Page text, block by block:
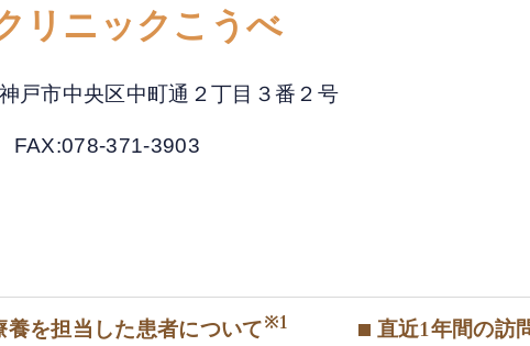
リニックこうべ
戸市中央区中町通２丁目３番２号
FAX:078-371-3903
を担当した患者について※1 ■ 直近1年間の訪